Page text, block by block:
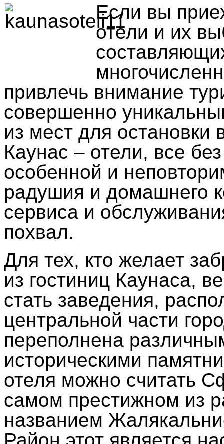
Если вы
отели и их
привлечь внимание
совершенно
из мест для
Каунас – отели, все
особенной и
радушия и домашнего
сервиса и
похвал.
Для тех, кто желает
из гостиниц Каунаса,
стать заведения,
центральной части
переполнена
историческими
отеля можно считать
самом престижном из
названием